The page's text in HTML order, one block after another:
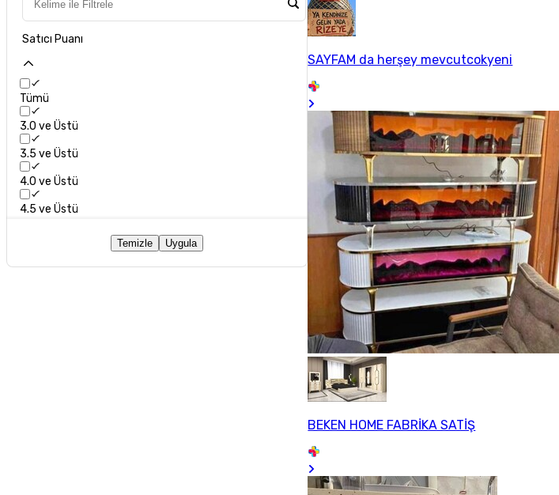
Satıcı Puanı
Tümü
3.0 ve Üstü
3.5 ve Üstü
4.0 ve Üstü
4.5 ve Üstü
Temizle Uygula
SAYFAM da herşey mevcutcokyeni
BEKEN HOME FABRİKA SATİŞ